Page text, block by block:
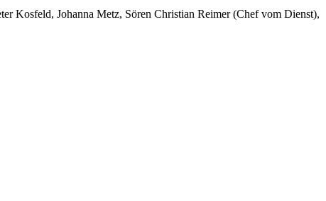
Kosfeld, Johanna Metz, Sören Christian Reimer (Chef vom Dienst),